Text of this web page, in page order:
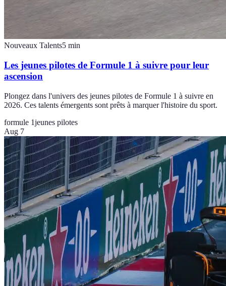
Nouveaux Talents5 min
Les jeunes pilotes de Formule 1 à suivre pour leur
ascension
Plongez dans l'univers des jeunes pilotes de Formule 1 à suivre en
2026. Ces talents émergents sont prêts à marquer l'histoire du sport.
formule 1jeunes pilotes
Aug 7